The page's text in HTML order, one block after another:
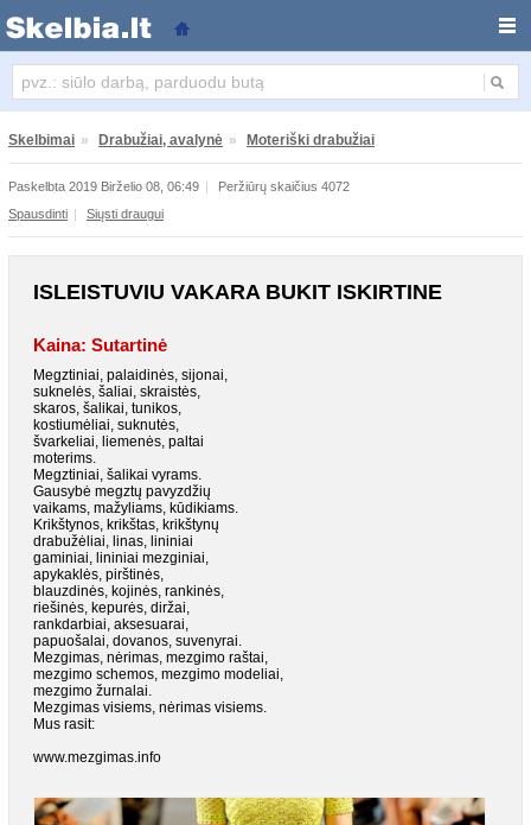
Skelbimai » Drabužiai, avalynė » Moteriški drabužiai
Paskelbta 2019 Birželio 08, 06:49 |
Peržiūrų skaičius 4072
Spausdinti | Siųsti draugui
ISLEISTUVIU VAKARA BUKIT ISKIRTINE
Kaina: Sutartinė
Megztiniai, palaidinės, sijonai,
suknelės, šaliai, skraistės,
skaros, šalikai, tunikos,
kostiumėliai, suknutės,
švarkeliai, liemenės, paltai
moterims.
Megztiniai, šalikai vyrams.
Gausybė megztų pavyzdžių
vaikams, mažyliams, kūdikiams.
Krikštynos, krikštas, krikštynų
drabužėliai, linas, lininiai
gaminiai, lininiai mezginiai,
apykaklės, pirštinės,
blauzdinės, kojinės, rankinės,
riešinės, kepurės, diržai,
rankdarbiai, aksesuarai,
papuošalai, dovanos, suvenyrai.
Mezgimas, nėrimas, mezgimo raštai,
mezgimo schemos, mezgimo modeliai,
mezgimo žurnalai.
Mezgimas visiems, nėrimas visiems.
Mus rasit:
www.mezgimas.info